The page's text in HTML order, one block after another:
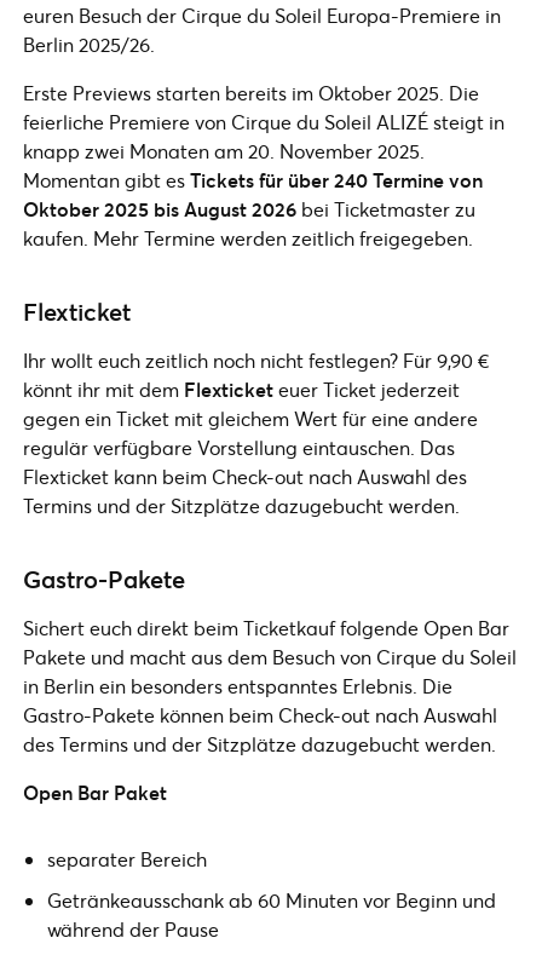
euren Besuch der Cirque du Soleil Europa-Premiere in
Berlin 2025/26.
Erste Previews starten bereits im Oktober 2025. Die
feierliche Premiere von Cirque du Soleil ALIZÉ steigt in
knapp zwei Monaten am 20. November 2025.
Momentan gibt esTickets für über 240 Termine von
Oktober 2025 bis August 2026 bei Ticketmaster zu
kaufen. Mehr Termine werden zeitlich freigegeben.
Flexticket
Ihr wollt euch zeitlich noch nicht festlegen? Für 9,90 €
könnt ihr mit dem Flexticketeuer Ticket jederzeit
gegen ein Ticket mit gleichem Wert für eine andere
regulär verfügbare Vorstellung eintauschen. Das
Flexticket kann beim Check-out nach Auswahl des
Termins und der Sitzplätze dazugebucht werden.
Gastro-Pakete
Sichert euch direkt beim Ticketkauf folgende Open Bar
Pakete und macht aus dem Besuch von Cirque du Soleil
in Berlin ein besonders entspanntes Erlebnis. Die
Gastro-Pakete können beim Check-out nach Auswahl
des Termins und der Sitzplätze dazugebucht werden.
Open Bar Paket
separater Bereich
Getränkeausschank ab 60 Minuten vor Beginn und
während der Pause